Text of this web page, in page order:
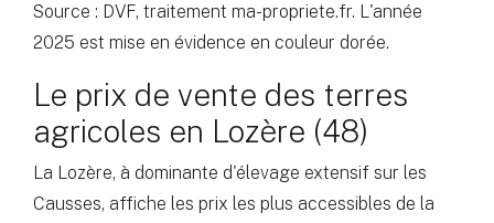
Source : DVF, traitement ma-propriete.fr. L'année
2025 est mise en évidence en couleur dorée.
Le prix de vente des terres
agricoles en Lozère (48)
La Lozère, à dominante d'élevage extensif sur les
Causses, affiche les prix les plus accessibles de la